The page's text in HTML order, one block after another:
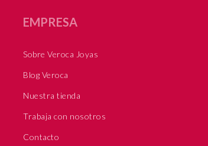
EMPRESA
Sobre Veroca Joyas
Blog Veroca
Nuestra tienda
Trabaja con nosotros
Contacto